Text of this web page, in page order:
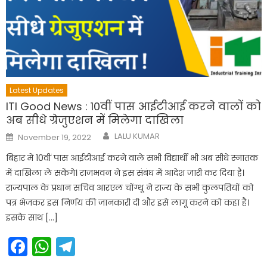
Latest Updates
ITI Good News : 10वीं पास आईटीआई करने वालों को
अब सीधे ग्रेजुएशन में मिलेगा दाखिला
Posted
on
November 19, 2022 Author
LALU KUMAR
बिहार में 10वीं पास आईटीआई करने वाले सभी विद्यार्थी भी अब सीधे स्नातक
में दाखिला ले सकेंगे। राजभवन ने इस संबंध में आदेश जारी कर दिया है।
राज्यपाल के प्रधान सचिव आरएल चोंग्थू ने राज्य के सभी कुलपतियों को
पत्र भेजकर इस निर्णय की जानकारी दी और इसे लागू करने को कहा है।
इसके साथ […]
Facebook
WhatsApp